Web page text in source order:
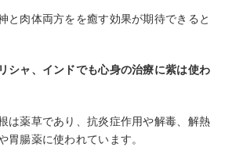
と肉体両方をを癒す効果が期待できると
シャ、インドでも心身の治療に紫は使わ
は薬草であり、抗炎症作用や解毒、解熱
胃腸薬に使われています。